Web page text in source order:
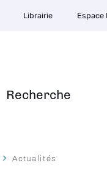
Recherche
Librairie Espace
Actualités